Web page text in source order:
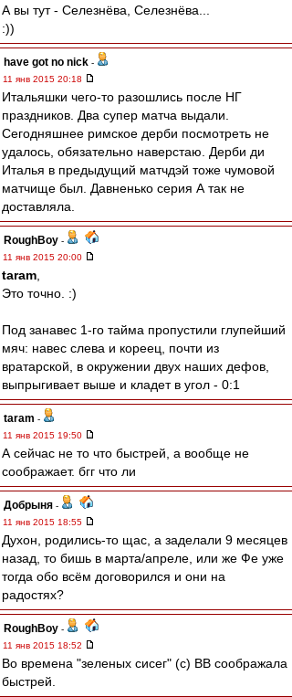
А вы тут - Селезнёва, Селезнёва...
:))
have got no nick -
11 янв 2015 20:18
Итальяшки чего-то разошлись после НГ
праздников. Два супер матча выдали.
Сегодняшнее римское дерби посмотреть не
удалось, обязательно наверстаю. Дерби ди
Италья в предыдущий матчдэй тоже чумовой
матчище был. Давненько серия А так не
доставляла.
RoughBoy -
11 янв 2015 20:00
taram
Это точно. :)
Под занавес 1-го тайма пропустили глупейший
мяч: навес слева и кореец, почти из
вратарской, в окружении двух наших дефов,
выпрыгивает выше и кладет в угол - 0:1
taram -
11 янв 2015 19:50
А сейчас не то что быстрей, а вообще не
соображает. бгг что ли
Добрыня -
11 янв 2015 18:55
Духон, родились-то щас, а заделали 9 месяцев
назад, то бишь в марта/апреле, или же Фе уже
тогда обо всём договорился и они на
радостях?
RoughBoy -
11 янв 2015 18:52
Во времена "зеленых сисег" (с) ВВ соображала
быстрей.